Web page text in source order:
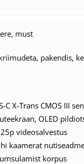
must
pakendis,
C X-Trans CMOS III
OLED
videosalvestus
kaamerat
korpus